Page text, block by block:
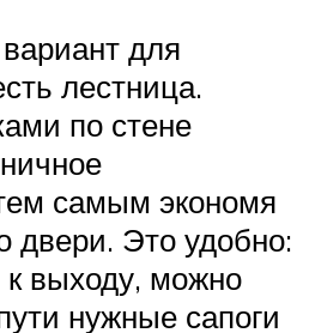
для
лестница.
по стене
самым экономя
двери. Это удобно:
к выходу, можно
нужные сапоги